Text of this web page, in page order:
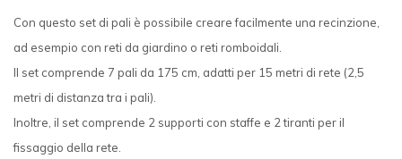
Con questo set di pali è possibile creare facilmente una recinzione,
ad esempio con reti da giardino o reti romboidali.
Il set comprende 7 pali da 175 cm, adatti per 15 metri di rete (2,5
metri di distanza tra i pali).
Inoltre, il set comprende 2 supporti con staffe e 2 tiranti per il
fissaggio della rete.